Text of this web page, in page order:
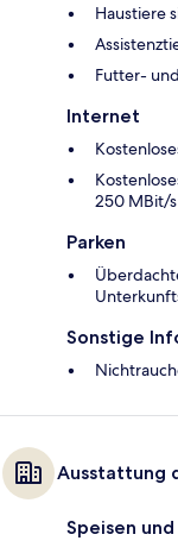
Haustiere
Futter-
Internet
250 MBit/s
Parken
Sonstige
Ausstattung
Speisen